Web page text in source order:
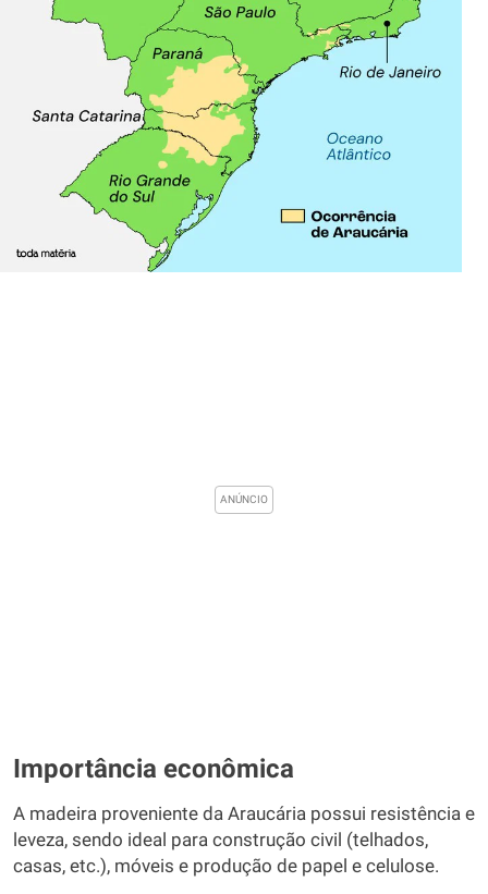
Importância econômica
A madeira proveniente da Araucária possui resistência e
leveza, sendo ideal para construção civil (telhados,
casas, etc.), móveis e produção de papel e celulose.